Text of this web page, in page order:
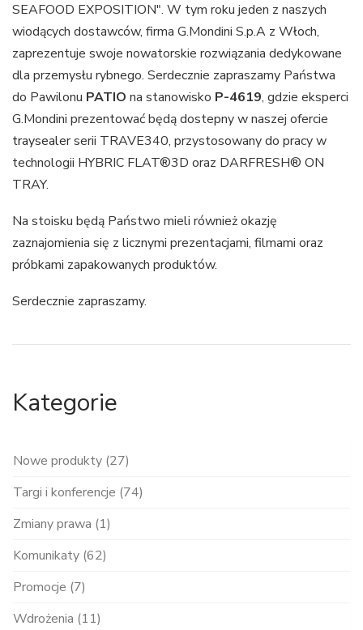
SEAFOOD EXPOSITION". W tym roku jeden z naszych
wiodących dostawców, firma G.Mondini S.p.A z Włoch,
zaprezentuje swoje nowatorskie rozwiązania dedykowane
dla przemysłu rybnego. Serdecznie zapraszamy Państwa
do Pawilonu PATIO na stanowisko P-4619, gdzie eksperci
G.Mondini prezentować będą dostepny w naszej ofercie
traysealerserii TRAVE340, przystosowany do pracy w
technologii HYBRIC FLAT®3D oraz DARFRESH® ON
TRAY.
Na stoisku będą Państwo mieli również okazję
zaznajomienia się z licznymi prezentacjami, filmami oraz
próbkami zapakowanych produktów.
Serdecznie zapraszamy.
Kategorie
Nowe produkty (27)
Targi i konferencje (74)
Zmiany prawa (1)
Komunikaty (62)
Promocje (7)
Wdrożenia (11)